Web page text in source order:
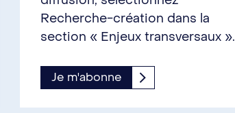
Recherche-création dans la
section « Enjeux transversaux ».
Je m'abonne